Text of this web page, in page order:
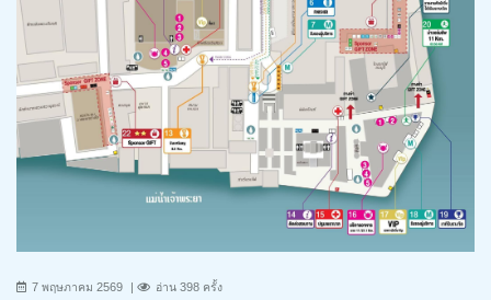
7 พฤษภาคม 2569 อ่าน 398 ครั้ง